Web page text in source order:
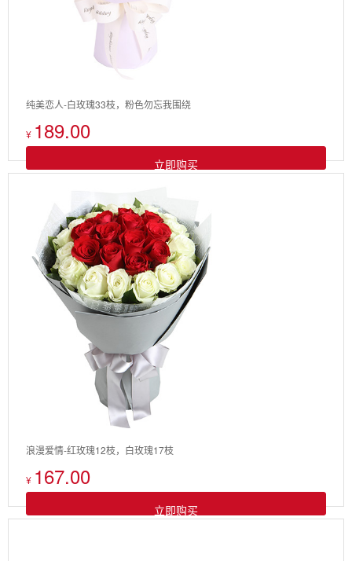
纯美恋人-白玫瑰33枝，粉色勿忘我围绕
¥ 189.00
立即购买
浪漫爱情-红玫瑰12枝，白玫瑰17枝
¥ 167.00
立即购买